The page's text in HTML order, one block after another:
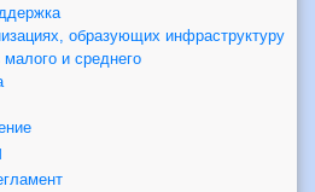
образующих инфраструктуру
и среднего